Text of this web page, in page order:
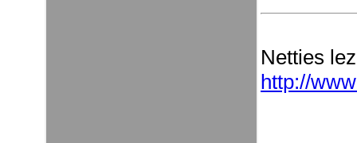
Netties
http://